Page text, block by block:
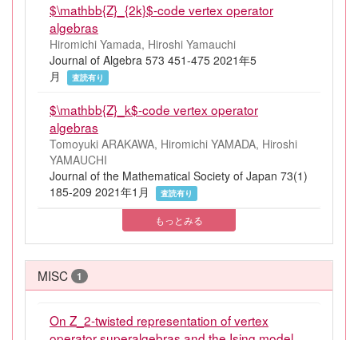
$\mathbb{Z}_{2k}$-code vertex operator
algebras
Hiromichi Yamada, Hiroshi Yamauchi
Journal of Algebra 573 451-475 2021年5
月
査読有り
$\mathbb{Z}_k$-code vertex operator
algebras
Tomoyuki ARAKAWA, Hiromichi YAMADA, Hiroshi
YAMAUCHI
Journal of the Mathematical Society of Japan 73(1)
185-209 2021年1月
査読有り
もっとみる
MISC 1
On Z_2-twisted representation of vertex